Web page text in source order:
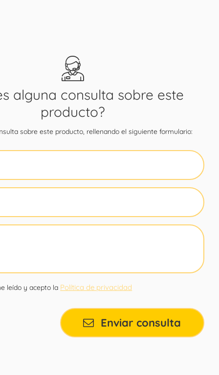
alguna consulta sobre este
producto?
sobre este producto, rellenando el siguiente formulario:
leído y acepto la Política de privacidad
Enviar consulta